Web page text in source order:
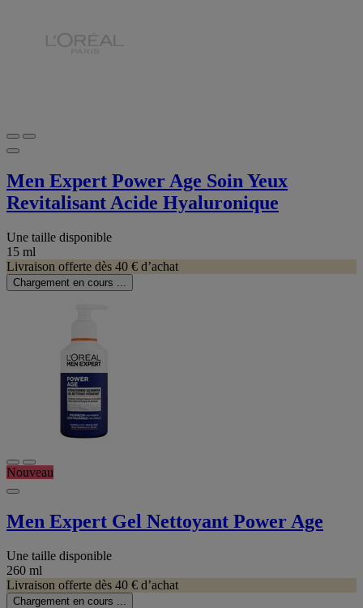
Men Expert Power Age Soin Yeux
Revitalisant Acide Hyaluronique
Une taille disponible
15 ml
Livraison offerte dès 40 € d’achat
Chargement en cours ...
Nouveau
Men Expert Gel Nettoyant Power Age
Une taille disponible
260 ml
Livraison offerte dès 40 € d’achat
Chargement en cours ...